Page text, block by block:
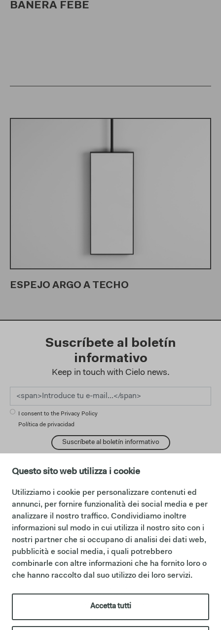
Questo sito web utilizza i cookie
Utilizziamo i cookie per personalizzare contenuti ed
annunci, per fornire funzionalità dei social media e per
analizzare il nostro traffico. Condividiamo inoltre
informazioni sul modo in cui utilizza il nostro sito con i
nostri partner che si occupano di analisi dei dati web,
pubblicità e social media, i quali potrebbero
combinarle con altre informazioni che ha fornito loro o
che hanno raccolto dal suo utilizzo dei loro servizi.
Accetta tutti
BAÑERA FEBE
ESPEJO ARGO A TECHO
Suscríbete al boletín
informativo
Keep in touch with Cielo news.
I consent to the Privacy Policy
Política de privacidad
Suscríbete al boletín informativo
cambiar idioma:
English
Français
Facebook
Instagram
Pinterest
área legal
Codigo etico
Sintesi Modello Organizzativo 231
P.iva IT01622510566
Ceramica Cielo forma parte del Grupo Mittel a través de su filial Italian Bathroom